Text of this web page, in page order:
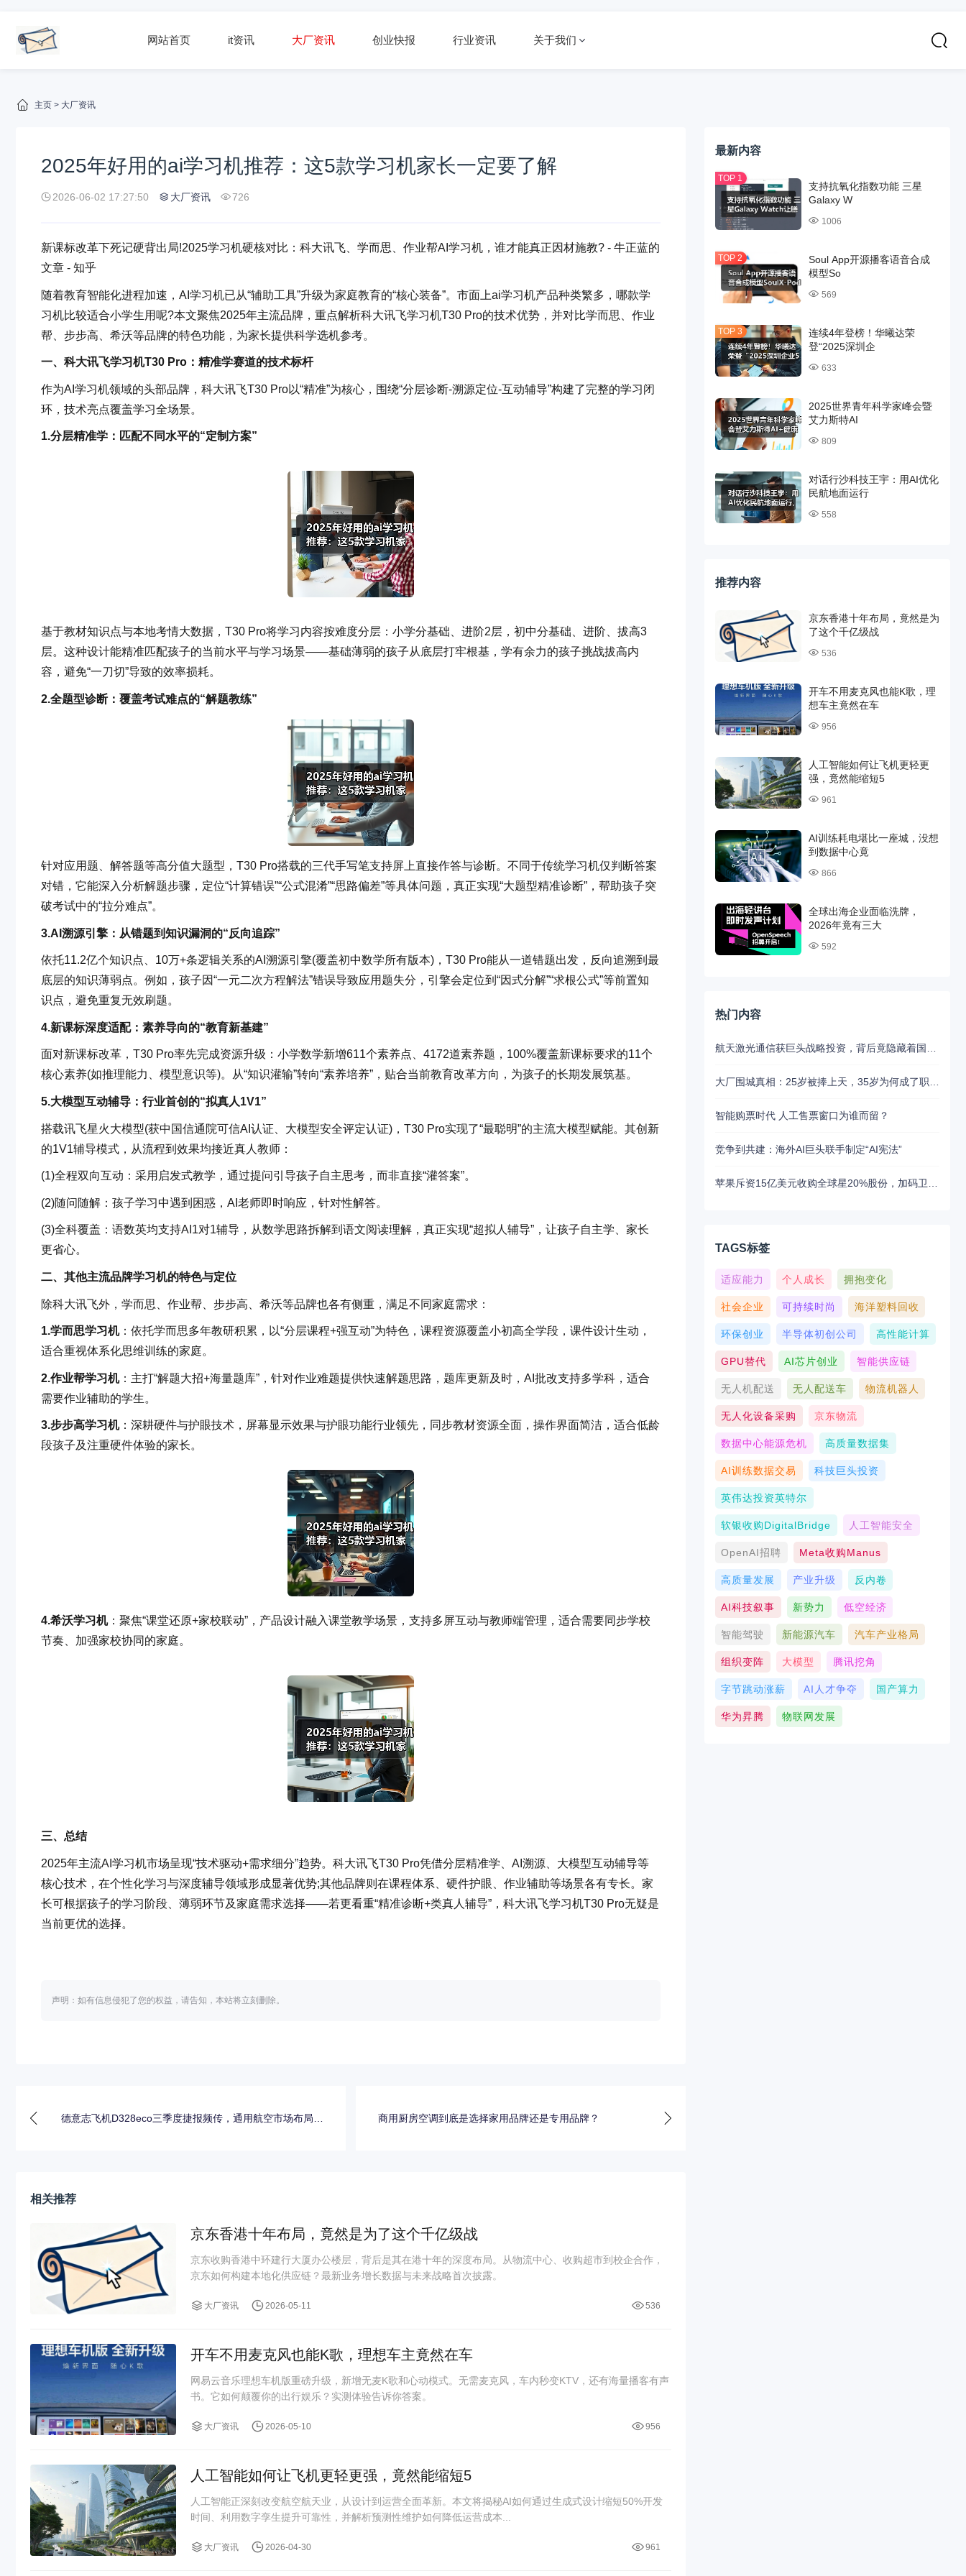
网站首页 it资讯 大厂资讯 创业快报 行业资讯 关于我们
主页 > 大厂资讯
2025年好用的ai学习机推荐：这5款学习机家长一定要了解
2026-06-02 17:27:50 大厂资讯 726
新课标改革下死记硬背出局!2025学习机硬核对比：科大讯飞、学而思、作业帮AI学习机，谁才能真正因材施教? - 牛正蓝的
文章 - 知乎
随着教育智能化进程加速，AI学习机已从“辅助工具”升级为家庭教育的“核心装备”。市面上ai学习机产品种类繁多，哪款学
习机比较适合小学生用呢?本文聚焦2025年主流品牌，重点解析科大讯飞学习机T30 Pro的技术优势，并对比学而思、作业
帮、步步高、希沃等品牌的特色功能，为家长提供科学选机参考。
一、科大讯飞学习机T30 Pro：精准学赛道的技术标杆
作为AI学习机领域的头部品牌，科大讯飞T30 Pro以“精准”为核心，围绕“分层诊断-溯源定位-互动辅导”构建了完整的学习闭
环，技术亮点覆盖学习全场景。
1.分层精准学：匹配不同水平的“定制方案”
基于教材知识点与本地考情大数据，T30 Pro将学习内容按难度分层：小学分基础、进阶2层，初中分基础、进阶、拔高3
层。这种设计能精准匹配孩子的当前水平与学习场景——基础薄弱的孩子从底层打牢根基，学有余力的孩子挑战拔高内
容，避免“一刀切”导致的效率损耗。
2.全题型诊断：覆盖考试难点的“解题教练”
针对应用题、解答题等高分值大题型，T30 Pro搭载的三代手写笔支持屏上直接作答与诊断。不同于传统学习机仅判断答案
对错，它能深入分析解题步骤，定位“计算错误”“公式混淆”“思路偏差”等具体问题，真正实现“大题型精准诊断”，帮助孩子突
破考试中的“拉分难点”。
3.AI溯源引擎：从错题到知识漏洞的“反向追踪”
依托11.2亿个知识点、10万+条逻辑关系的AI溯源引擎(覆盖初中数学所有版本)，T30 Pro能从一道错题出发，反向追溯到最
底层的知识薄弱点。例如，孩子因“一元二次方程解法”错误导致应用题失分，引擎会定位到“因式分解”“求根公式”等前置知
识点，避免重复无效刷题。
4.新课标深度适配：素养导向的“教育新基建”
面对新课标改革，T30 Pro率先完成资源升级：小学数学新增611个素养点、4172道素养题，100%覆盖新课标要求的11个
核心素养(如推理能力、模型意识等)。从“知识灌输”转向“素养培养”，贴合当前教育改革方向，为孩子的长期发展筑基。
5.大模型互动辅导：行业首创的“拟真人1V1”
搭载讯飞星火大模型(获中国信通院可信AI认证、大模型安全评定认证)，T30 Pro实现了“最聪明”的主流大模型赋能。其创新
的1V1辅导模式，从流程到效果均接近真人教师：
(1)全程双向互动：采用启发式教学，通过提问引导孩子自主思考，而非直接“灌答案”。
(2)随问随解：孩子学习中遇到困惑，AI老师即时响应，针对性解答。
(3)全科覆盖：语数英均支持AI1对1辅导，从数学思路拆解到语文阅读理解，真正实现“超拟人辅导”，让孩子自主学、家长
更省心。
二、其他主流品牌学习机的特色与定位
除科大讯飞外，学而思、作业帮、步步高、希沃等品牌也各有侧重，满足不同家庭需求：
1.学而思学习机：依托学而思多年教研积累，以“分层课程+强互动”为特色，课程资源覆盖小初高全学段，课件设计生动，
适合重视体系化思维训练的家庭。
2.作业帮学习机：主打“解题大招+海量题库”，针对作业难题提供快速解题思路，题库更新及时，AI批改支持多学科，适合
需要作业辅助的学生。
3.步步高学习机：深耕硬件与护眼技术，屏幕显示效果与护眼功能行业领先，同步教材资源全面，操作界面简洁，适合低龄
段孩子及注重硬件体验的家长。
4.希沃学习机：聚焦“课堂还原+家校联动”，产品设计融入课堂教学场景，支持多屏互动与教师端管理，适合需要同步学校
节奏、加强家校协同的家庭。
三、总结
2025年主流AI学习机市场呈现“技术驱动+需求细分”趋势。科大讯飞T30 Pro凭借分层精准学、AI溯源、大模型互动辅导等
核心技术，在个性化学习与深度辅导领域形成显著优势;其他品牌则在课程体系、硬件护眼、作业辅助等场景各有专长。家
长可根据孩子的学习阶段、薄弱环节及家庭需求选择——若更看重“精准诊断+类真人辅导”，科大讯飞学习机T30 Pro无疑是
当前更优的选择。
声明：如有信息侵犯了您的权益，请告知，本站将立刻删除。
德意志飞机D328eco三季度捷报频传，通用航空市场布局再
商用厨房空调到底是选择家用品牌还是专用品牌？
相关推荐
京东香港十年布局，竟然是为了这个千亿级战
京东收购香港中环建行大厦办公楼层，背后是其在港十年的深度布局。从物流中心、收购超市到校企合作，
京东如何构建本地化供应链？最新业务增长数据与未来战略首次披露。
大厂资讯 2026-05-11 536
开车不用麦克风也能K歌，理想车主竟然在车
网易云音乐理想车机版重磅升级，新增无麦K歌和心动模式。无需麦克风，车内秒变KTV，还有海量播客有声
书。它如何颠覆你的出行娱乐？实测体验告诉你答案。
大厂资讯 2026-05-10 956
人工智能如何让飞机更轻更强，竟然能缩短5
人工智能正深刻改变航空航天业，从设计到运营全面革新。本文将揭秘AI如何通过生成式设计缩短50%开发
时间、利用数字孪生提升可靠性，并解析预测性维护如何降低运营成本...
大厂资讯 2026-04-30 961
最新内容
支持抗氧化指数功能 三星
Galaxy W
1006
Soul App开源播客语音合成
模型So
569
连续4年登榜！华曦达荣
登“2025深圳企
633
2025世界青年科学家峰会暨
艾力斯特AI
809
对话行沙科技王宇：用AI优化
民航地面运行
558
推荐内容
京东香港十年布局，竟然是为
了这个千亿级战
536
开车不用麦克风也能K歌，理
想车主竟然在车
956
人工智能如何让飞机更轻更
强，竟然能缩短5
961
AI训练耗电堪比一座城，没想
到数据中心竟
866
全球出海企业面临洗牌，
2026年竟有三大
592
热门内容
智能购票时代 人工售票窗口为谁而留？
竞争到共建：海外AI巨头联手制定“AI宪法”
TAGS标签
适应能力 个人成长 拥抱变化
社会企业 可持续时尚 海洋塑料回收
环保创业 半导体初创公司 高性能计算
GPU替代 AI芯片创业 智能供应链
无人机配送 无人配送车 物流机器人
无人化设备采购 京东物流
数据中心能源危机 高质量数据集
AI训练数据交易 科技巨头投资
英伟达投资英特尔
软银收购DigitalBridge 人工智能安全
OpenAI招聘 Meta收购Manus
高质量发展 产业升级 反内卷
AI科技叙事 新势力 低空经济
智能驾驶 新能源汽车 汽车产业格局
组织变阵 大模型 腾讯挖角
字节跳动涨薪 AI人才争夺 国产算力
华为昇腾 物联网发展